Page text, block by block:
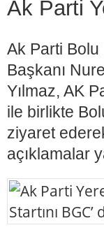
Ak Parti
Ak Parti Bolu
Başkanı
Yılmaz, AK
ile birlikte
ziyaret
açıklamalar